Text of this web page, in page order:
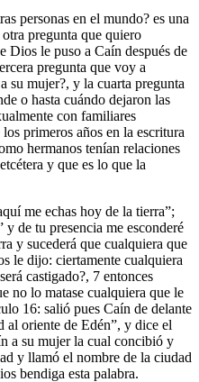
personas en el mundo? es una
pregunta que quiero
Dios le puso a Caín después de
pregunta que voy a
su mujer?, y la cuarta pregunta
o hasta cuándo dejaron las
con familiares
primeros años en la escritura
hermanos tenían relaciones
y que es lo que la
me echas hoy de la tierra”;
de tu presencia me esconderé
y sucederá que cualquiera que
le dijo: ciertamente cualquiera
castigado?, 7 entonces
no lo matase cualquiera que le
16: salió pues Caín de delante
al oriente de Edén”, y dice el
a su mujer la cual concibió y
y llamó el nombre de la ciudad
bendiga esta palabra.